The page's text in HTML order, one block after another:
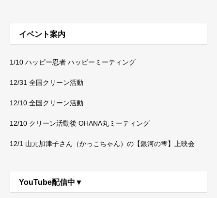
イベント案内
1/10 ハッピー忍者 ハッピーミーティング
12/31 全国クリーン活動
12/10 全国クリーン活動
12/10 クリーン活動後 OHANA丸ミーティング
12/1 山元加津子さん（かっこちゃん）の【銀河の雫】上映会
YouTube配信中▼